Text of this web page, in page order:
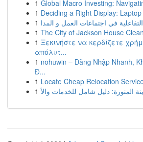
1 Global Macro Investing:
1 Deciding a Right Display:
1
1 The City of Jackson House
1 Ξεκινήστε να κερδίζετε
απόλυτ...
1 nohuwin – Đăng Nhập Nhanh,
Đ...
1 Locate Cheap Relocation
1